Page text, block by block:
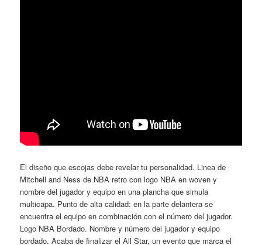
El diseño que escojas debe revelar tu personalidad. Linea de
Mitchell and Ness de NBA retro con logo NBA en woven y
nombre del jugador y equipo en una plancha que simula
multicapa. Punto de alta calidad: en la parte delantera se
encuentra el equipo en combinación con el número del jugador.
Logo NBA Bordado. Nombre y número del jugador y equipo
bordado. Acaba de finalizar el All Star, un evento que marca el